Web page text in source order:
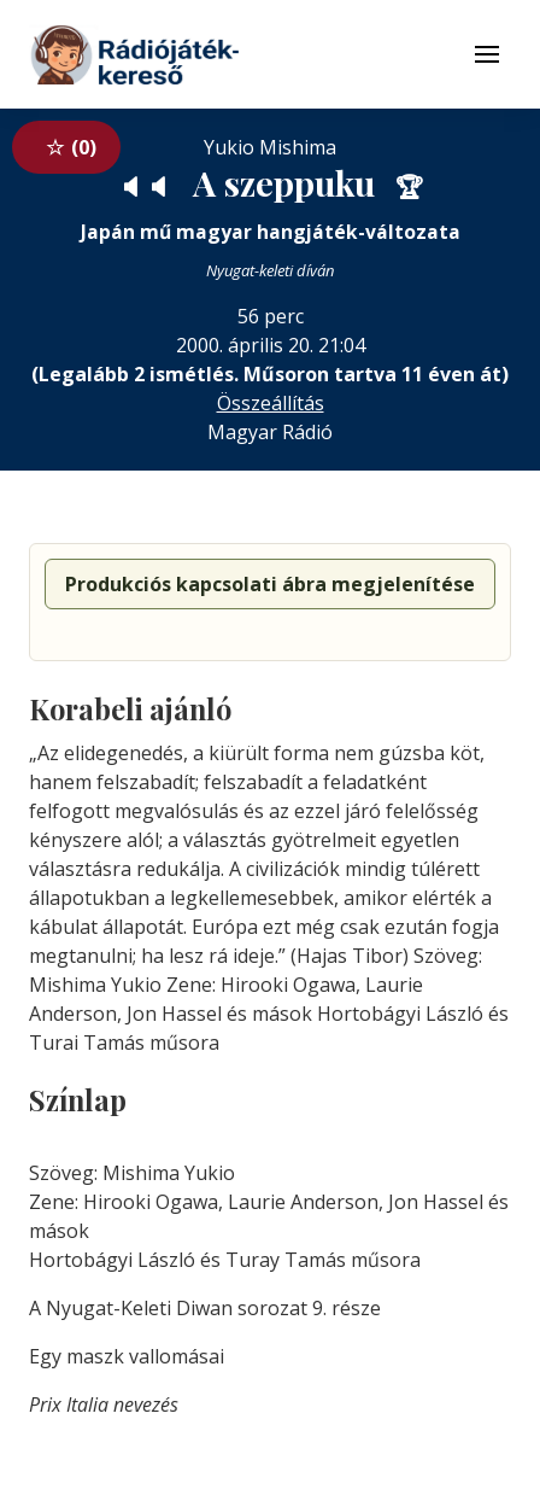
Tovább a tartalomhoz
Menü
0 Yukio Mishima
🔈 🔈 A szeppuku 🏆
Japán mű magyar hangjáték-változata
Nyugat-keleti díván
56 perc
2000. április 20. 21:04
(Legalább 2 ismétlés. Műsoron tartva 11 éven át)
Összeállítás
Magyar Rádió
Produkciós kapcsolati ábra megjelenítése
Korabeli ajánló
„Az elidegenedés, a kiürült forma nem gúzsba köt,
hanem felszabadít; felszabadít a feladatként
felfogott megvalósulás és az ezzel járó felelősség
kényszere alól; a választás gyötrelmeit egyetlen
választásra redukálja. A civilizációk mindig túlérett
állapotukban a legkellemesebbek, amikor elérték a
kábulat állapotát. Európa ezt még csak ezután fogja
megtanulni; ha lesz rá ideje.” (Hajas Tibor) Szöveg:
Mishima Yukio Zene: Hirooki Ogawa, Laurie
Anderson, Jon Hassel és mások Hortobágyi László és
Turai Tamás műsora
Színlap
Szöveg: Mishima Yukio
Zene: Hirooki Ogawa, Laurie Anderson, Jon Hassel és
mások
Hortobágyi László és Turay Tamás műsora
A Nyugat-Keleti Diwan sorozat 9. része
Egy maszk vallomásai
Prix Italia nevezés